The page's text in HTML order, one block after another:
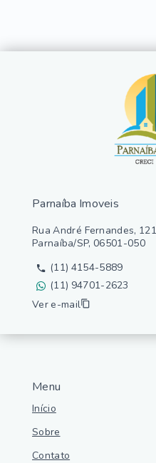
Menu
Início
Sobre
Contato
Parnaíba Imoveis
Rua André Fernandes,
Parnaíba/SP, 06501-050
(11) 4154-5889
(11) 94701-2623
Ver e-mail